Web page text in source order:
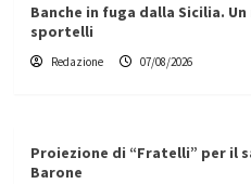
Banche in fuga dalla Sicilia.
sportelli
Redazione 07/08/2026
Proiezione di “Fratelli” per il
Barone